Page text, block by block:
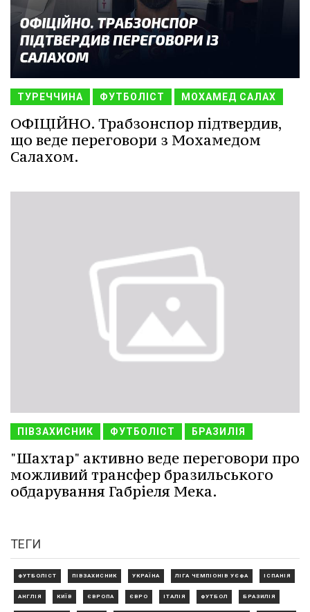
ТУРЕЧЧИНА ФУТБОЛІСТ МОХАМЕД САЛАХ
ОФІЦІЙНО. Трабзонспор підтвердив,
що веде переговори з Мохамедом
Салахом.
ПІВЗАХИСНИК ФУТБОЛІСТ БРАЗИЛІЯ
"Шахтар" активно веде переговори про
можливий трансфер бразильського
обдарування Габріеля Мека.
ТЕГИ
ФУТБОЛІСТ ПІВЗАХИСНИК УКРАЇНА ЛІГА ЧЕМПІОНІВ УЄФА ІСПАНІЯ
АНГЛІЯ КИЇВ ЄВРОПА ЄВРО ІТАЛІЯ ФУТБОЛ БРАЗИЛІЯ